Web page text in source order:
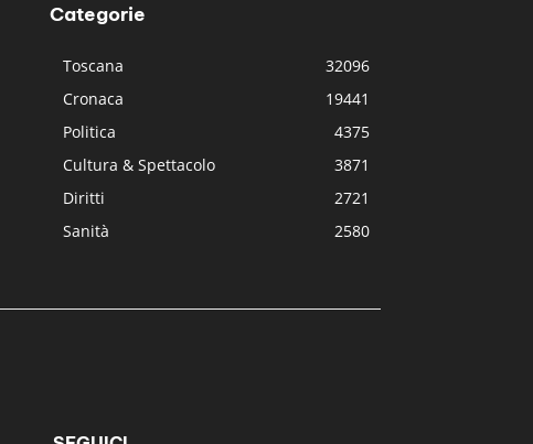
Categorie
Toscana
32096
Cronaca
19441
Politica
4375
Cultura & Spettacolo
3871
Diritti
2721
Sanità
2580